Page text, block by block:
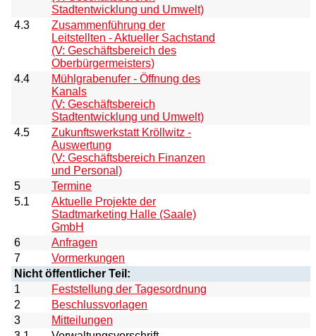
Stadtentwicklung und Umwelt)
4.3
Zusammenführung der
Leitstellten - Aktueller Sachstand
(V: Geschäftsbereich des
Oberbürgermeisters)
4.4
Mühlgrabenufer - Öffnung des
Kanals
(V: Geschäftsbereich
Stadtentwicklung und Umwelt)
4.5
Zukunftswerkstatt Kröllwitz -
Auswertung
(V: Geschäftsbereich Finanzen
und Personal)
5
Termine
5.1
Aktuelle Projekte der
Stadtmarketing Halle (Saale)
GmbH
6
Anfragen
7
Vormerkungen
Nicht öffentlicher Teil:
1
Feststellung der Tagesordnung
2
Beschlussvorlagen
3
Mitteilungen